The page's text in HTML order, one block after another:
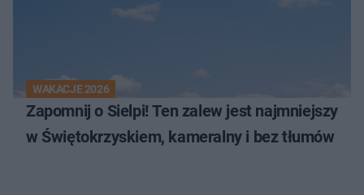
WAKACJE 2026
Zapomnij o Sielpi! Ten zalew jest najmniejszy
w Świętokrzyskiem, kameralny i bez tłumów